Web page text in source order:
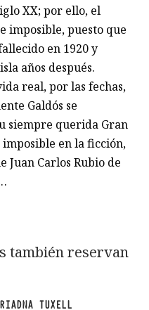
XX; por ello, el
imposible, puesto que
en 1920 y
años después.
real, por las fechas,
Galdós se
siempre querida Gran
en la ficción,
Juan Carlos Rubio de
también reservan
TUXELL